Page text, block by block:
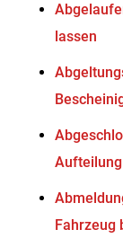
lassen
Fahrzeug